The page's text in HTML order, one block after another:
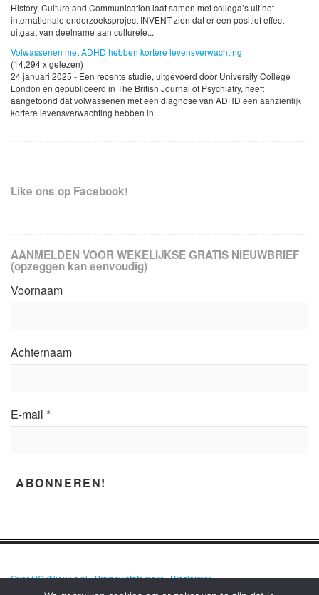
History, Culture and Communication laat samen met collega’s uit het
internationale onderzoeksproject INVENT zien dat er een positief effect
uitgaat van deelname aan culturele...
Volwassenen met ADHD hebben kortere levensverwachting
(14,294 x gelezen)
24 januari 2025 - Een recente studie, uitgevoerd door University College
London en gepubliceerd in The British Journal of Psychiatry, heeft
aangetoond dat volwassenen met een diagnose van ADHD een aanzienlijk
kortere levensverwachting hebben in...
Like ons op Facebook!
AANMELDEN VOOR WEKELIJKSE GRATIS NIEUWBRIEF
(opzeggen kan eenvoudig)
Voornaam
Achternaam
E-mail *
Over GGZNieuws.nl•Privacy statement•Disclaimer